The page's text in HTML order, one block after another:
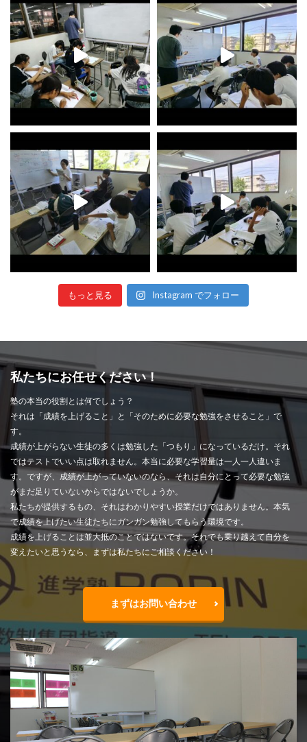
もっと見る Instagram でフォロー
私たちにお任せください！
塾の本当の役割とは何でしょう？
それは「成績を上げること」と「そのために必要な勉強をさせること」で
す。
成績が上がらない生徒の多くは勉強した「つもり」になっているだけ。それ
ではテストでいい点は取れません。本当に必要な学習量は一人一人違いま
す。ですが、成績が上がっていないのなら、それは自分にとって必要な勉強
がまだ足りていないからではないでしょうか。
私たちが提供するもの、それはわかりやすい授業だけではありません。本気
で成績を上げたい生徒たちにガンガン勉強してもらう環境です。
成績を上げることは並大抵のことではないです。それでも乗り越えて自分を
変えたいと思うなら、まずは私たちにご相談ください！
まずはお問い合わせ